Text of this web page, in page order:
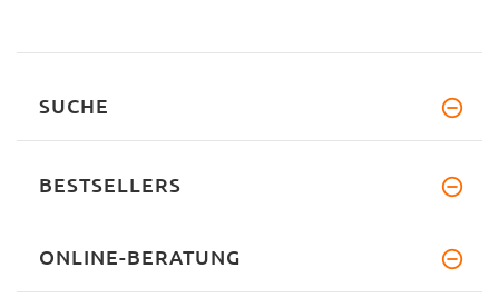
SUCHE
BESTSELLERS
ONLINE-BERATUNG